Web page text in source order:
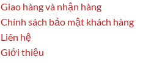
Giao hàng và nhận hàng
Chính sách bảo mật khách hàng
Liên hệ
Giới thiệu